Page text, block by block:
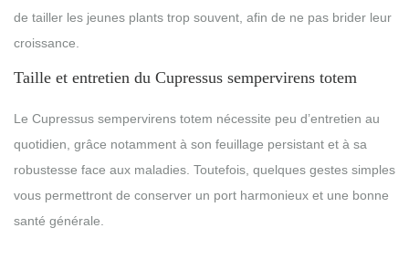
de tailler les jeunes plants trop souvent, afin de ne pas brider leur
croissance.
Taille et entretien du Cupressus sempervirens totem
Le Cupressus sempervirens totem nécessite peu d’entretien au
quotidien, grâce notamment à son feuillage persistant et à sa
robustesse face aux maladies. Toutefois, quelques gestes simples
vous permettront de conserver un port harmonieux et une bonne
santé générale.